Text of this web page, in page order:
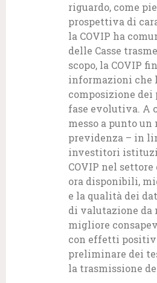
riguardo, come
prospettiva di
la COVIP ha
delle Casse
scopo, la COVIP
informazioni che
composizione
fase evolutiva. A
messo a punto
previdenza – in
investitori
COVIP nel
ora disponibili,
e la qualità dei
di valutazione da
migliore
con effetti
preliminare dei
la trasmissione